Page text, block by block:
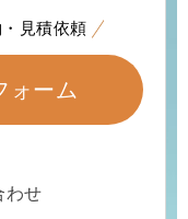
見積依頼
ォーム
わせ